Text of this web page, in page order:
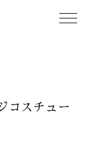
コスチュー